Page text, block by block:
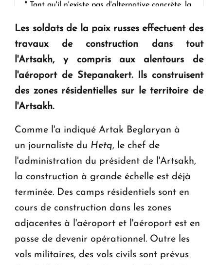
" Tant qu'il n'existe pas d'alternative concrète, la
KASA : 30 ans d'audace, de résilience et d'avenir
en Arménie
Le premier hôtel Hyatt Regency d'Arménie
ouvrira ses portes à Dilijan
Les soldats de la paix russes effectuent des
travaux de construction dans tout
l'Artsakh, y compris aux alentours de
l'aéroport de Stepanakert. Ils construisent
des zones résidentielles sur le territoire de
l'Artsakh.
Comme l'a indiqué Artak Beglaryan à
un journaliste du Hetq, le chef de
l'administration du président de l'Artsakh,
la construction à grande échelle est déjà
terminée. Des camps résidentiels sont en
cours de construction dans les zones
adjacentes à l'aéroport et l'aéroport est en
passe de devenir opérationnel. Outre les
vols militaires, des vols civils sont prévus